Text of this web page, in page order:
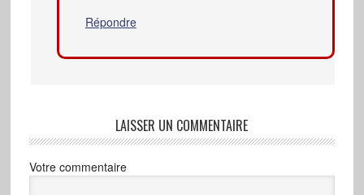
Répondre
LAISSER UN COMMENTAIRE
Votre commentaire